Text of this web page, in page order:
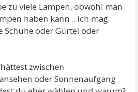
zu viele Lampen, obwohl man
haben kann .. ich mag
Schuhe oder Gürtel oder
zwischen
oder Sonnenaufgang